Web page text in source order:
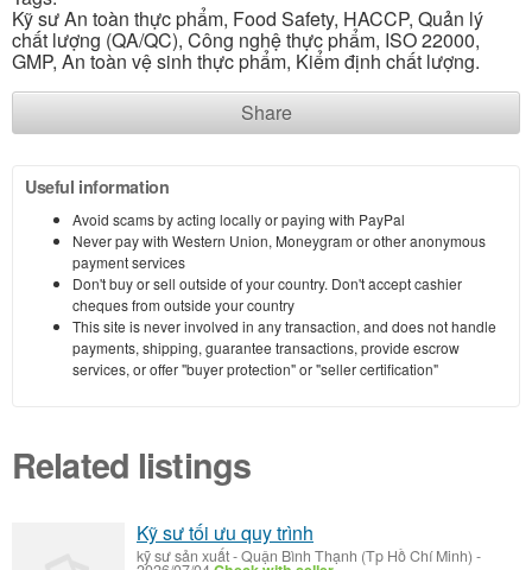
Kỹ sư An toàn thực phẩm, Food Safety, HACCP, Quản lý
chất lượng (QA/QC), Công nghệ thực phẩm, ISO 22000,
GMP, An toàn vệ sinh thực phẩm, Kiểm định chất lượng.
Share
Useful information
Avoid scams by acting locally or paying with PayPal
Never pay with Western Union, Moneygram or other anonymous
payment services
Don't buy or sell outside of your country. Don't accept cashier
cheques from outside your country
This site is never involved in any transaction, and does not handle
payments, shipping, guarantee transactions, provide escrow
services, or offer "buyer protection" or "seller certification"
Related listings
Kỹ sư tối ưu quy trình
kỹ sư sản xuất-Quận Bình Thạnh (Tp Hồ Chí Minh) -